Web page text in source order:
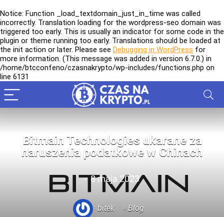
Notice: Function _load_textdomain_just_in_time was called
incorrectly. Translation loading for the wordpress-seo domain was
triggered too early. This is usually an indicator for some code in the
plugin or theme running too early. Translations should be loaded at
the init action or later. Please see Debugging in WordPress for
more information. (This message was added in version 6.7.0.) in
/home/btcconfeno/czasnakrypto/wp-includes/functions.php on
line 6131
Bitmain Technologies ukarane za
naruszenia podatkowe w Chinach
8 maja 2023
bitek Blog